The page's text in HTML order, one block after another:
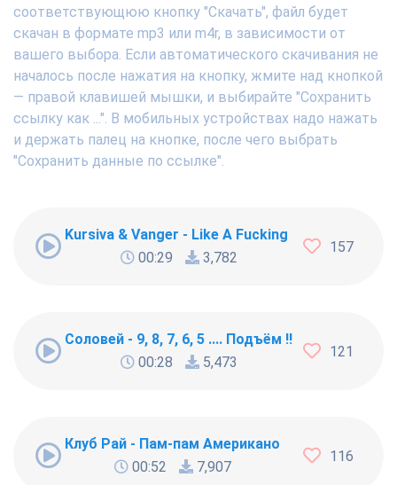
соответствующюю кнопку "Скачать", файл будет
скачан в формате mp3 или m4r, в зависимости от
вашего выбора. Если автоматического скачивания не
началось после нажатия на кнопку, жмите над кнопкой
— правой клавишей мышки, и выбирайте "Сохранить
ссылку как ...". В мобильных устройствах надо нажать
и держать палец на кнопке, после чего выбрать
"Сохранить данные по ссылке".
Kursiva & Vanger - Like A Fucking Newbie
00:29
3,782
157
Соловей - 9, 8, 7, 6, 5 .... Подъём !!!
00:28
5,473
121
Клуб Рай - Пам-пам Американо
00:52
7,907
116